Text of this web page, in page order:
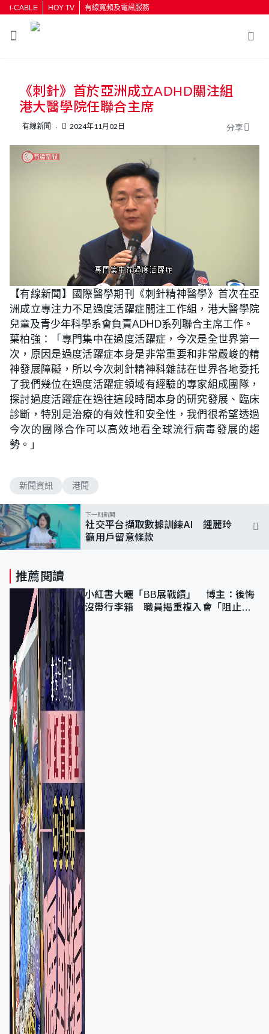
i-CABLE HOY TV 有線寬頻及電訊服務
按輸入鍵開始搜尋
《刺針》首於亞洲成立ADHD關注組
港大醫學院任聯合主席
有線新聞 2024年11月02日 分享
n
m
t
e
o
a
d
e
d
:
5
6
.
9
0
%
【有線新聞】國際醫學期刊《刺針精神醫學》首次在亞
洲成立專注力不足過度活躍症關注工作組，港大醫學院
兒童及青少年科學系會負責ADHD系列聯合主席工作。
葉柏強：「專門集中在過度活躍症，今次是全世界第一
次，原因是過度活躍症本身是非常重要和非常嚴峻的精
神發展障礙，所以今次刺針精神科雜誌在世界各地委托
了我們幾位在過度活躍症領域有經驗的專家組成團隊，
探討過度活躍症在過往這段時間本身的研究發展、臨床
診斷，特別是治療的有效性和安全性，我們很希望透過
今次的團隊合作可以高效地看全球流行病毒發展的趨
勢。」
新聞資訊 港聞
下一則新聞
社交平台擷取數據訓練AI 鍾麗玲
籲用戶留意條款
推薦閱讀
小紅書大曬「BB展戰績」 博主：後悔
沒帶行李箱 職員揭重複入會「阻止唔